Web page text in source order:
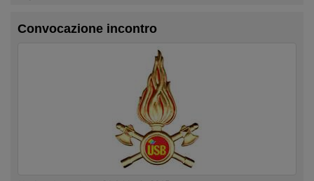
Convocazione incontro